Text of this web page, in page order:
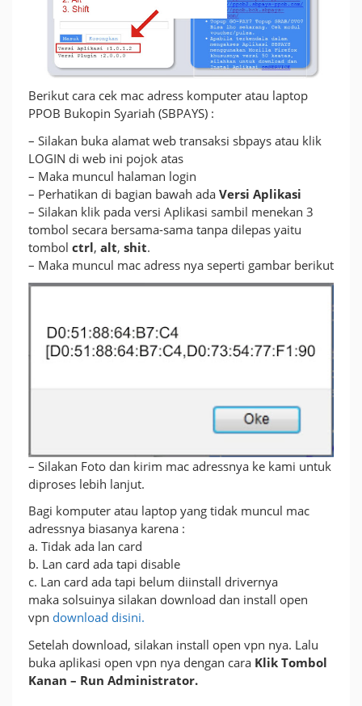
Berikut cara cek mac adress komputer atau laptop
PPOB Bukopin Syariah (SBPAYS) :
– Silakan buka alamat web transaksi sbpays atau klik
LOGIN di web ini pojok atas
– Maka muncul halaman login
– Perhatikan di bagian bawah ada Versi Aplikasi
– Silakan klik pada versi Aplikasi sambil menekan 3
tombol secara bersama-sama tanpa dilepas yaitu
tombol ctrl, alt, shit.
– Maka muncul mac adress nya seperti gambar berikut
– Silakan Foto dan kirim mac adressnya ke kami untuk
diproses lebih lanjut.
Bagi komputer atau laptop yang tidak muncul mac
adressnya biasanya karena :
a. Tidak ada lan card
b. Lan card ada tapi disable
c. Lan card ada tapi belum diinstall drivernya
maka solsuinya silakan download dan install open
vpn download disini.
Setelah download, silakan install open vpn nya. Lalu
buka aplikasi open vpn nya dengan cara Klik Tombol
Kanan – Run Administrator.